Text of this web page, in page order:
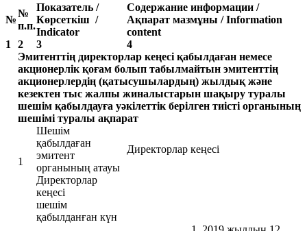
№
№
п.п.
Показатель /
Көрсеткіш /
Indicator
Содержание информации /
Ақпарат мазмұны / Information
content
1
2 3 4
Эмитенттің директорлар кеңесі қабылдаған немесе
акционерлік қоғам болып табылмайтын эмитенттің
акционерлердің (қатысушылардың) жылдық және
кезектен тыс жалпы жиналыстарын шақыру туралы
шешім қабылдауға уәкілеттік берілген тиісті органының
шешімі туралы ақпарат
1
Шешім
қабылдаған
эмитент
органының атауы
Директорлар кеңесі
Директорлар
кеңесі
шешім
қабылданған күн